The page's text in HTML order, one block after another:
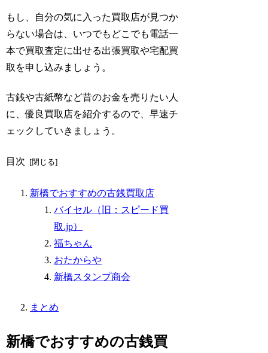
もし、自分の気に入った買取店が見つか
らない場合は、いつでもどこでも電話一
本で買取査定に出せる出張買取や宅配買
取を申し込みましょう。
古銭や古紙幣など昔のお金を売りたい人
に、優良買取店を紹介するので、早速チ
ェックしていきましょう。
目次
新橋でおすすめの古銭買取店
バイセル（旧：スピード買
取.jp）
福ちゃん
おたからや
新橋スタンプ商会
まとめ
新橋でおすすめの古銭買